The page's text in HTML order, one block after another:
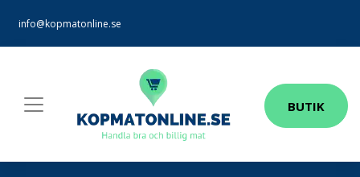
info@kopmatonline.se
BUTIK